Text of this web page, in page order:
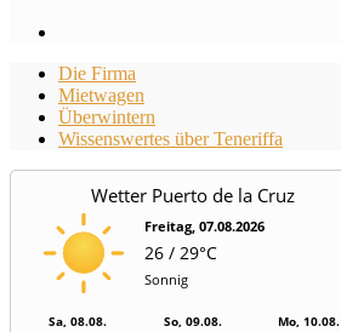
Die Firma
Mietwagen
Überwintern
Wissenswertes über Teneriffa
Wetter Puerto de la Cruz
Freitag, 07.08.2026
26 / 29°C
Sonnig
Sa, 08.08. So, 09.08. Mo, 10.08.